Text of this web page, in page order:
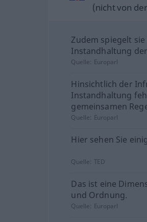
(nicht von
Zudem spiegelt
Instandhaltung
Quelle: Europarl
Hinsichtlich der
Instandhaltung
gemeinsamen
Quelle: Europarl
Hier sehen Sie
Quelle: TED
Das ist eine
und Ordnung.
Quelle: Europarl